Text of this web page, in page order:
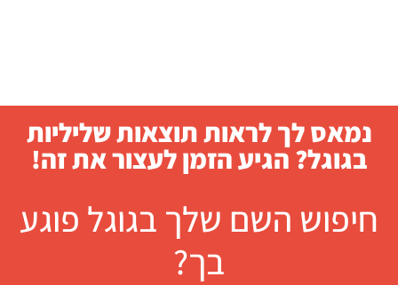
נמאס לך לראות תוצאות שליליות
בגוגל? הגיע הזמן לעצור את זה!
חיפוש השם שלך בגוגל פוגע
בך?